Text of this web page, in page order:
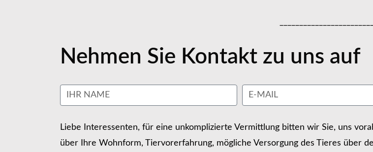
Nehmen Sie Kontakt zu uns auf
Liebe Interessenten, für eine unkomplizierte Vermittlung bitten wir Sie, uns
über Ihre Wohnform, Tiervorerfahrung, mögliche Versorgung des Tieres über